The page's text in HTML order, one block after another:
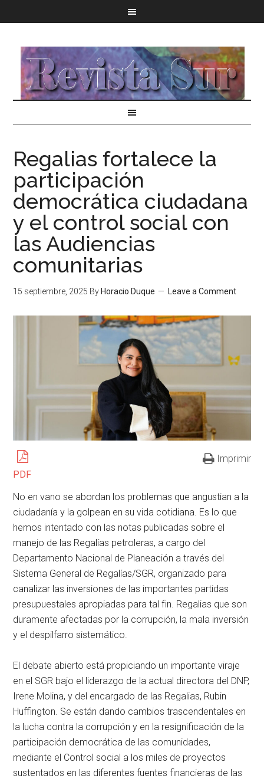
Regalias fortalece la
participación
democrática ciudadana
y el control social con
las Audiencias
comunitarias
15 septiembre, 2025 By Horacio Duque Leave a Comment
PDF
Imprimir
No en vano se abordan los problemas que angustian a la
ciudadanía y la golpean en su vida cotidiana. Es lo que
hemos intentado con las notas publicadas sobre el
manejo de las Regalías petroleras, a cargo del
Departamento Nacional de Planeación a través del
Sistema General de Regalías/SGR, organizado para
canalizar las inversiones de las importantes partidas
presupuestales apropiadas para tal fin. Regalias que son
duramente afectadas por la corrupción, la mala inversión
y el despilfarro sistemático.
El debate abierto está propiciando un importante viraje
en el SGR bajo el liderazgo de la actual directora del DNP,
Irene Molina, y del encargado de las Regalias, Rubin
Huffington. Se están dando cambios trascendentales en
la lucha contra la corrupción y en la resignificación de la
participación democrática de las comunidades,
mediante el Control social a los miles de proyectos
sustentados en las diferentes fuentes financieras de las